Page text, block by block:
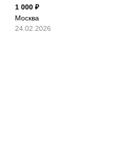
1 000
Москва
24.02.2026